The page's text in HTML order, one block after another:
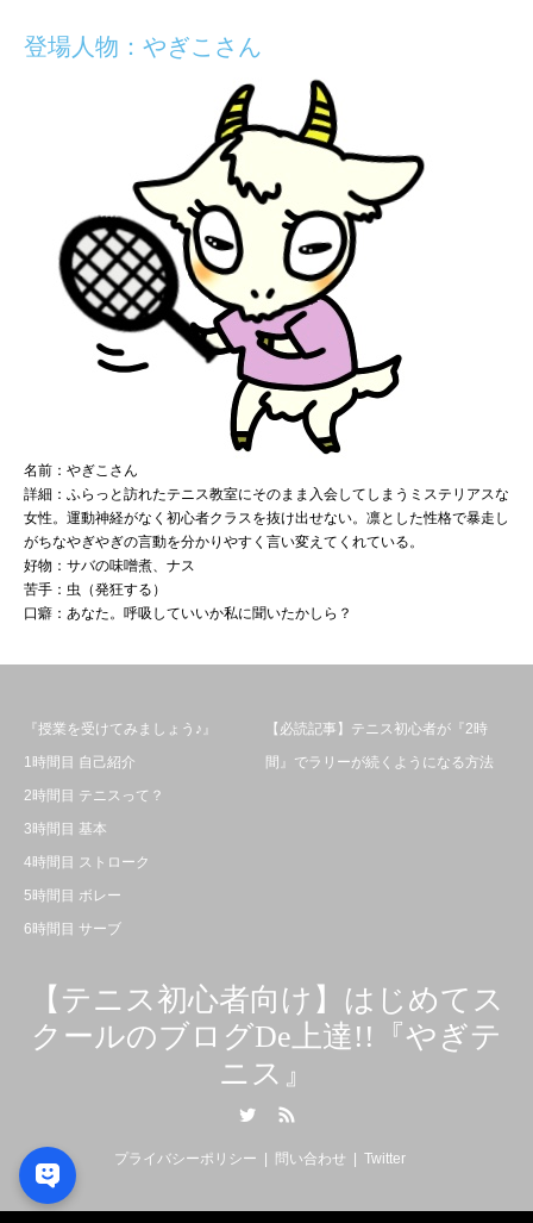
登場人物：やぎこさん
名前：やぎこさん
詳細：ふらっと訪れたテニス教室にそのまま入会してしまうミステリアスな
女性。運動神経がなく初心者クラスを抜け出せない。凛とした性格で暴走し
がちなやぎやぎの言動を分かりやすく言い変えてくれている。
好物：サバの味噌煮、ナス
苦手：虫（発狂する）
口癖：あなた。呼吸していいか私に聞いたかしら？
『授業を受けてみましょう♪』
1時間目 自己紹介
2時間目 テニスって？
3時間目 基本
4時間目 ストローク
5時間目 ボレー
6時間目 サーブ
【必読記事】テニス初心者が『2時
間』でラリーが続くようになる方法
【テニス初心者向け】はじめてス
クールのブログDe上達!!『やぎテ
ニス』
プライバシーポリシー 問い合わせ Twitter